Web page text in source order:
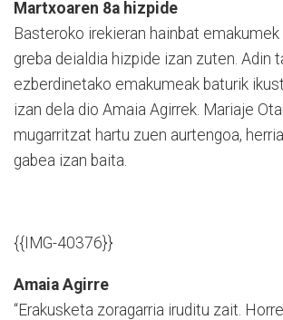
Martxoaren 8a hizpide
Basteroko irekieran hainbat
greba deialdia hizpide izan zuten. Adin
ezberdinetako emakumeak baturik
izan dela dio Amaia Agirrek. Mariaje
mugarritzat hartu zuen aurtengoa,
gabea izan baita.
{{IMG-40376}}
Amaia Agirre
“Erakusketa zoragarria iruditu zait.